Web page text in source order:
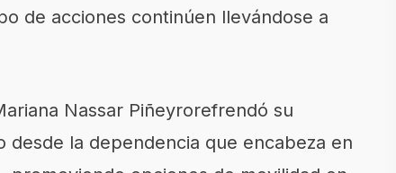
de acciones continúen llevándose a
Nassar Piñeyrorefrendó su
desde la dependencia que encabeza en